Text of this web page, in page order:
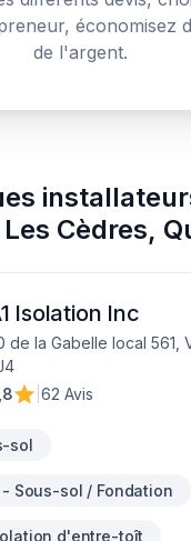
économisez
de l'argent.
Les Cèdres,
Isolation Inc
de la Gabelle local 561,
62 Avis
sol
Sous-sol / Fondation
d'entre-toît